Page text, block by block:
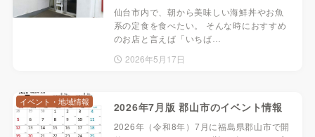
仙台市内で、朝から美味しい海鮮丼やお魚
系の定食を食べたい。 そんな時におすすめ
のお店と言えば「いちば…
2026年5月17日
2026年7月版 郡山市のイベント情報
2026年（令和8年）7月に福島県郡山市で開
イベント・地域情報